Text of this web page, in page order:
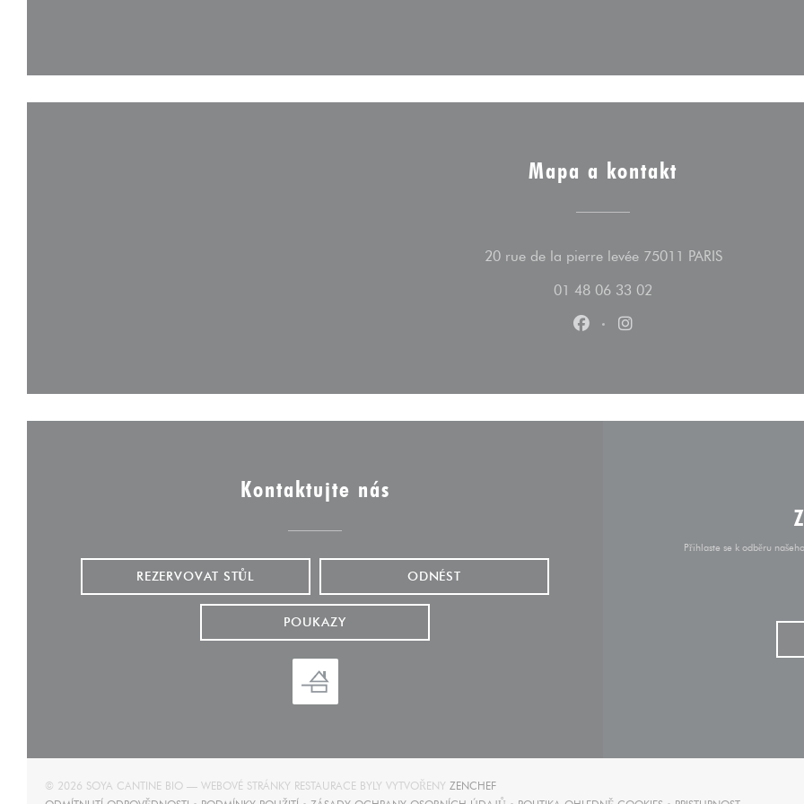
Mapa a kontakt
20 rue de la pierre levée 75011 PARIS((otevře se v
01 48 06 33 02
Facebook ((otevře se v novém
Instagram ((otevře se v
Kontaktujte nás
REZERVOVAT STŮL ODNÉST
POUKAZY
Přihlaste se k odběru
© 2026 SOYA CANTINE BIO — WEBOVÉ STRÁNKY RESTAURACE BYLY VYTVOŘENY ZENCHEF((OTEVŘE SE V NOVÉM OKNĚ))